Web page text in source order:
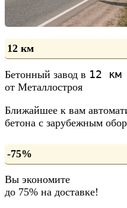
12 км
Бетонный завод в 12 км
от Металлостроя
Ближайшее к вам
бетона с зарубежным
-75%
Вы экономите
до 75% на доставке!